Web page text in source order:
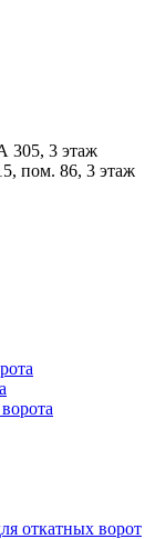
305, 3 этаж
пом. 86, 3 этаж
откатных ворот